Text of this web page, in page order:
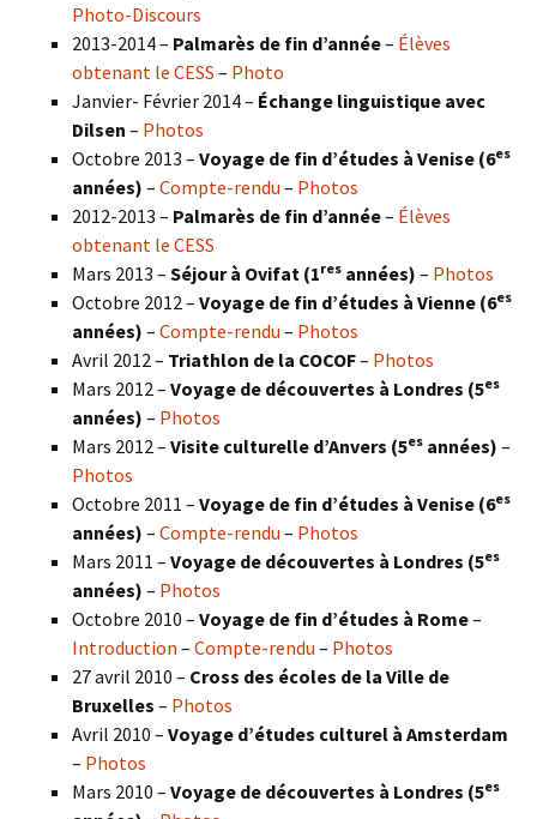
Photo-Discours
2013-2014 – Palmarès de fin d’année– Élèves
obtenant le CESS – Photo
Janvier- Février 2014 – Échange linguistique avec
Dilsen – Photos
Octobre 2013 – Voyage de fin d’études à Venise (6es
années) – Compte-rendu – Photos
2012-2013 – Palmarès de fin d’année– Élèves
obtenant le CESS
Mars 2013 – Séjour à Ovifat (1res années) – Photos
Octobre 2012 – Voyage de fin d’études à Vienne (6es
années) – Compte-rendu – Photos
Avril 2012 – Triathlon de la COCOF– Photos
Mars 2012 – Voyage de découvertes à Londres (5es
années) – Photos
Mars 2012 – Visite culturelle d’Anvers (5es années) –
Photos
Octobre 2011 – Voyage de fin d’études à Venise (6es
années) – Compte-rendu – Photos
Mars 2011 – Voyage de découvertes à Londres (5es
années) – Photos
Octobre 2010 – Voyage de fin d’études à Rome–
Introduction – Compte-rendu – Photos
27 avril 2010 – Cross des écoles de la Ville de
Bruxelles – Photos
Avril 2010 – Voyage d’études culturel à Amsterdam
– Photos
Mars 2010 – Voyage de découvertes à Londres (5es